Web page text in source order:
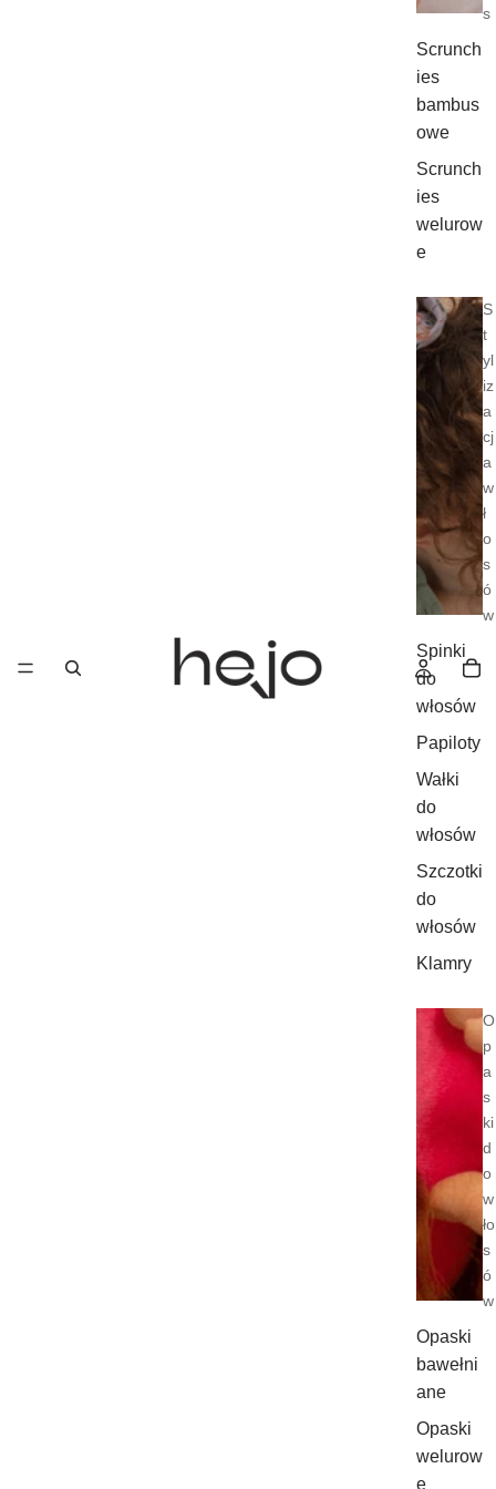
s
Scrunch
ies
bambus
owe
Scrunch
ies
welurow
e
S
t
yl
iz
a
cj
a
w
ł
o
s
ó
w
Spinki
do
włosów
Papiloty
Wałki
do
włosów
Szczotki
do
włosów
Klamry
O
p
a
s
ki
d
o
w
ło
s
ó
w
Opaski
bawełni
ane
Opaski
welurow
e